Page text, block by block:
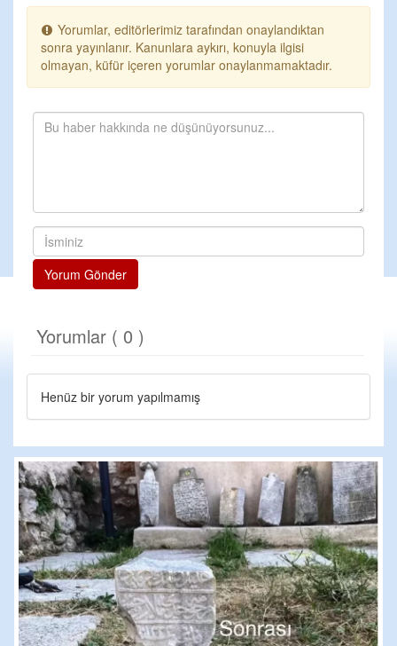
Yorumlar, editörlerimiz tarafından onaylandıktan
sonra yayınlanır. Kanunlara aykırı, konuyla ilgisi
olmayan, küfür içeren yorumlar onaylanmamaktadır.
Yorum Gönder
Yorumlar ( 0 )
Henüz bir yorum yapılmamış